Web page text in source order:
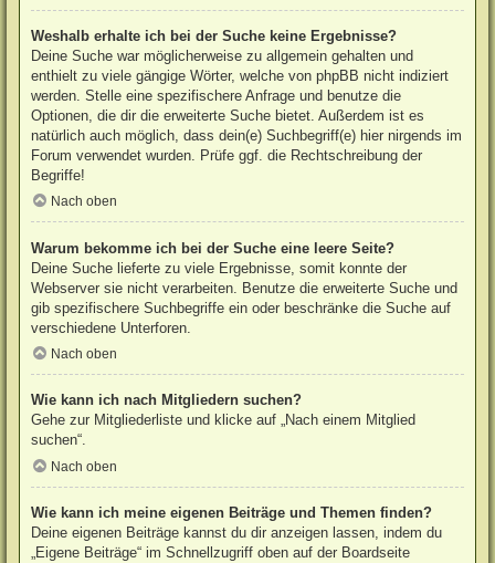
Weshalb erhalte ich bei der Suche keine Ergebnisse?
Deine Suche war möglicherweise zu allgemein gehalten und
enthielt zu viele gängige Wörter, welche von phpBB nicht indiziert
werden. Stelle eine spezifischere Anfrage und benutze die
Optionen, die dir die erweiterte Suche bietet. Außerdem ist es
natürlich auch möglich, dass dein(e) Suchbegriff(e) hier nirgends im
Forum verwendet wurden. Prüfe ggf. die Rechtschreibung der
Begriffe!
Nach oben
Warum bekomme ich bei der Suche eine leere Seite?
Deine Suche lieferte zu viele Ergebnisse, somit konnte der
Webserver sie nicht verarbeiten. Benutze die erweiterte Suche und
gib spezifischere Suchbegriffe ein oder beschränke die Suche auf
verschiedene Unterforen.
Nach oben
Wie kann ich nach Mitgliedern suchen?
Gehe zur Mitgliederliste und klicke auf „Nach einem Mitglied
suchen“.
Nach oben
Wie kann ich meine eigenen Beiträge und Themen finden?
Deine eigenen Beiträge kannst du dir anzeigen lassen, indem du
„Eigene Beiträge“ im Schnellzugriff oben auf der Boardseite